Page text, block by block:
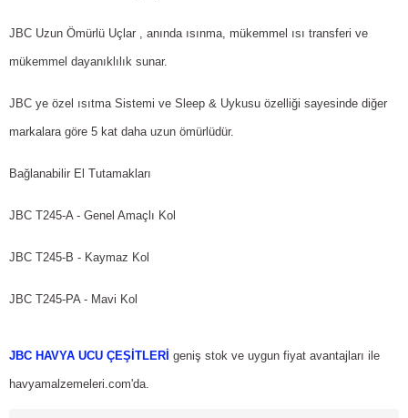
JBC Uzun Ömürlü Uçlar , anında ısınma, mükemmel ısı transferi ve
mükemmel dayanıklılık sunar.
JBC ye özel ısıtma Sistemi ve Sleep & Uykusu özelliği sayesinde diğer
markalara göre 5 kat daha uzun ömürlüdür.
Bağlanabilir El Tutamakları
JBC T245-A - Genel Amaçlı Kol
JBC T245-B - Kaymaz Kol
JBC T245-PA - Mavi Kol
JBC HAVYA UCU ÇEŞİTLERİ geniş stok ve uygun fiyat avantajları ile
havyamalzemeleri.com'da.